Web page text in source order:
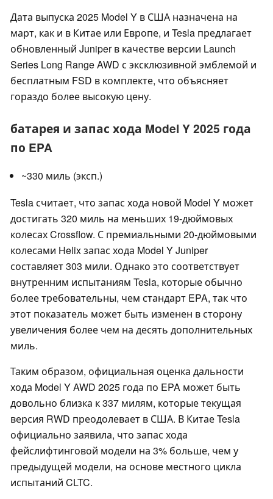
Дата выпуска 2025 Model Y в США назначена на
март, как и в Китае или Европе, и Tesla предлагает
обновленный Juniper в качестве версии Launch
Series Long Range AWD с эксклюзивной эмблемой и
бесплатным FSD в комплекте, что объясняет
гораздо более высокую цену.
батарея и запас хода Model Y 2025 года
по EPA
~330 миль (эксп.)
Tesla считает, что запас хода новой Model Y может
достигать 320 миль на меньших 19-дюймовых
колесах Crossflow. С премиальными 20-дюймовыми
колесами Helix запас хода Model Y Juniper
составляет 303 мили. Однако это соответствует
внутренним испытаниям Tesla, которые обычно
более требовательны, чем стандарт EPA, так что
этот показатель может быть изменен в сторону
увеличения более чем на десять дополнительных
миль.
Таким образом, официальная оценка дальности
хода Model Y AWD 2025 года по EPA может быть
довольно близка к 337 милям, которые текущая
версия RWD преодолевает в США. В Китае Tesla
официально заявила, что запас хода
фейслифтинговой модели на 3% больше, чем у
предыдущей модели, на основе местного цикла
испытаний CLTC.